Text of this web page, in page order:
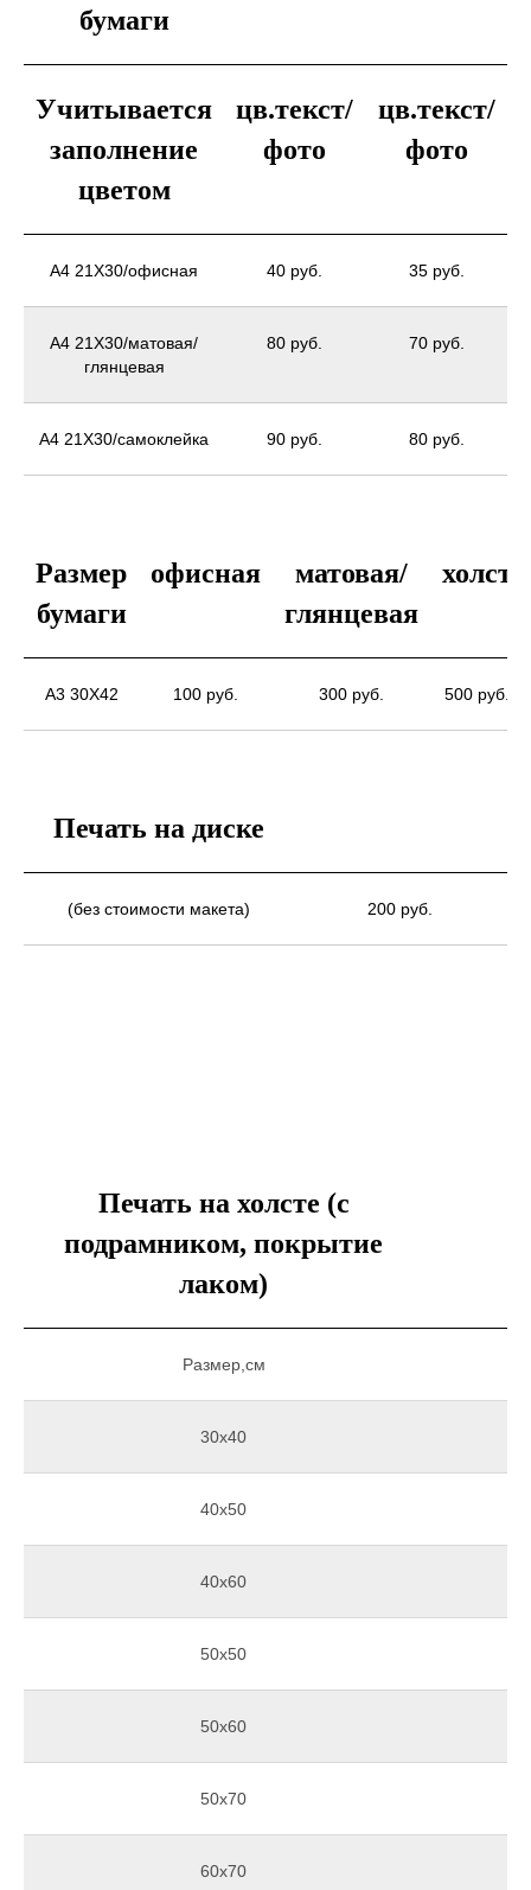
бумаги
Учитывается
заполнение
цветом
цв.текст/
фото
цв.текст/
фото
А4 21X30/офисная 40 руб. 35 руб.
А4 21X30/матовая/
глянцевая
80 руб. 70 руб.
А4 21X30/самоклейка 90 руб. 80 руб.
Размер
бумаги
офисная
матовая/
глянцевая
холст
А3 30X42 100 руб. 300 руб. 500 руб.
Печать на диске
(без стоимости макета) 200 руб.
Печать на холсте (с
подрамником, покрытие
лаком)
Размер,см
30х40
40х50
40х60
50х50
50х60
50х70
60х70